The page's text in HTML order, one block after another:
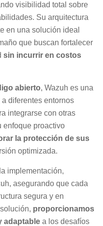
visibilidad total sobre
Su arquitectura
en una solución ideal
que buscan fortalecer
sin incurrir en costos
abierto, Wazuh es una
diferentes entornos
integrarse con otras
enfoque proactivo
la protección de sus
optimizada.
implementación,
asegurando que cada
segura y en
proporcionamos
adaptable a los desafíos